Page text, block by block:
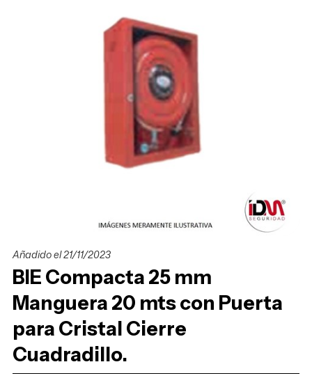
BIE Compacta 25 mm
Manguera 20 mts con Puerta
para Cristal Cierre
Cuadradillo.
Añadido el 21/11/2023